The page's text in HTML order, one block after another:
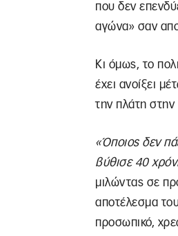
που δεν
αγώνα» σαν
Κι όμως, το
έχει ανοίξει
την πλάτη στην
«Όποιος δεν
βύθισε 40
μιλώντας σε
αποτέλεσμα
προσωπικό,